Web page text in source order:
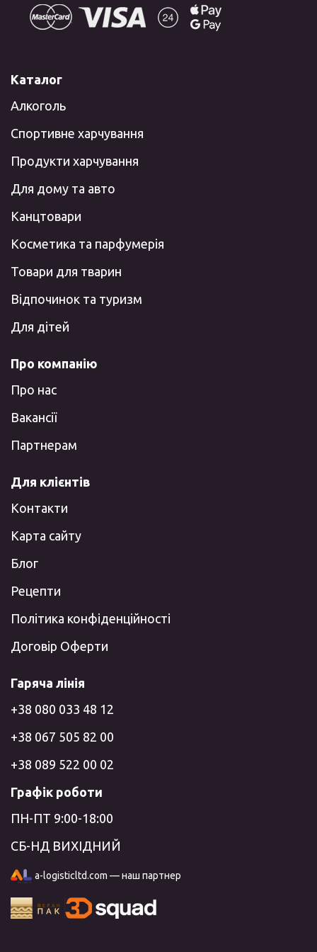
Каталог
Алкоголь
Спортивне харчування
Продукти харчування
Для дому та авто
Канцтовари
Косметика та парфумерія
Товари для тварин
Відпочинок та туризм
Для дітей
Про компанію
Про нас
Вакансії
Партнерам
Для клієнтів
Контакти
Карта сайту
Блог
Рецепти
Політика конфіденційності
Договір Оферти
Гаряча лінія
+38 080 033 48 12
+38 067 505 82 00
+38 089 522 00 02
Графік роботи
ПН-ПТ 9:00-18:00
СБ-НД ВИХІДНИЙ
a-logisticltd.com — наш партнер